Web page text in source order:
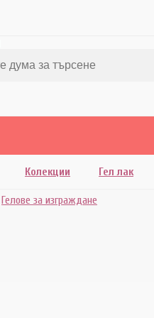
Колекции Гел лак
Гелове за изграждане